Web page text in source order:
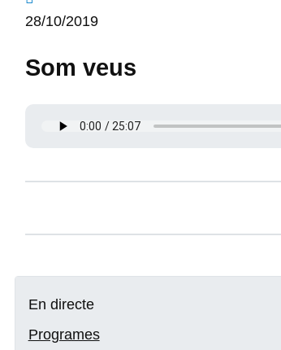
En directe
Programes
28/10/2019
Som veus